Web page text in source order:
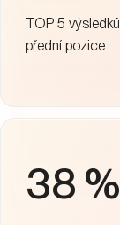
TOP 5
přední pozice.
38 %